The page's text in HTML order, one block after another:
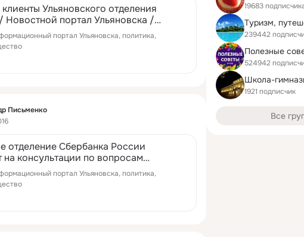
Ульяновского отделения
Новостной портал Ульяновска /
портал Ульяновска, политика,
Письменко
отделение Сбербанка России
на консультации по вопросам
/ Новостной портал Ульяновска...
портал Ульяновска, политика,
19683
239442
Полезные
524942
1921 подписчик
Все